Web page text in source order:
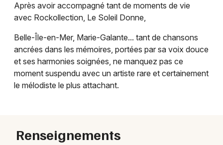
Choisir mes départements
Mon email
Après avoir accompagné tant de moments de vie
avec Rockollection, Le Soleil Donne,
Belle-Île-en-Mer, Marie-Galante... tant de chansons
ancrées dans les mémoires, portées par sa voix douce
et ses harmonies soignées, ne manquez pas ce
moment suspendu avec un artiste rare et certainement
le mélodiste le plus attachant.
Renseignements